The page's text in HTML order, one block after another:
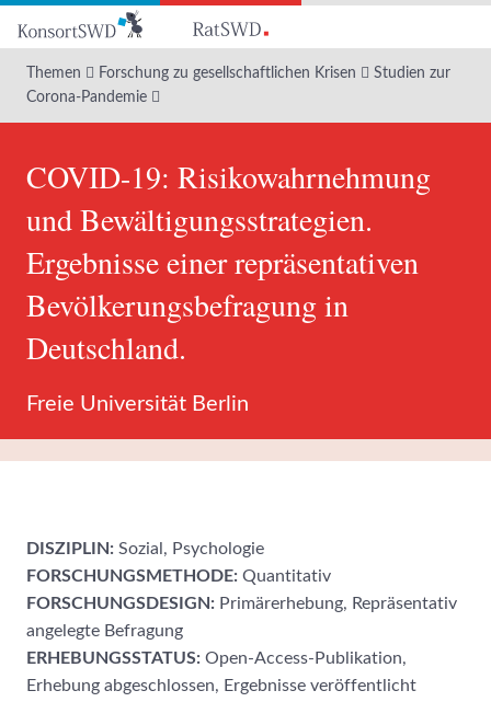
Hauptinhalt
Themen Forschung zu gesellschaftlichen Krisen
Studien zur
Corona-Pandemie
COVID-19: Risikowahrnehmung
und Bewältigungsstrategien.
Ergebnisse einer repräsentativen
Bevölkerungsbefragung in
Deutschland.
Freie Universität Berlin
DISZIPLIN: Sozial, Psychologie
FORSCHUNGSMETHODE: Quantitativ
FORSCHUNGSDESIGN: Primärerhebung, Repräsentativ
angelegte Befragung
ERHEBUNGSSTATUS: Open-Access-Publikation,
Erhebung abgeschlossen, Ergebnisse veröffentlicht